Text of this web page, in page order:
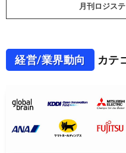
月刊ロジス
経営/業界動向 カテ